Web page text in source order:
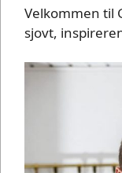
Velkommen til
sjovt,